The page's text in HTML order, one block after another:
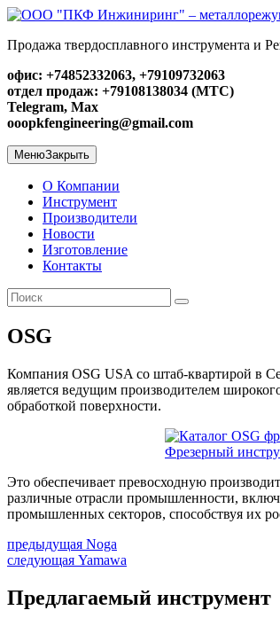
Перейти
содержимому
Продажа твердосплавного инструмента и
офис: +74852332063, +79109732063
отдел продаж: +79108138034 (МТС)
Telegram, Max
ooopkfengineering@gmail.com
МенюЗакрыть
О Компании
Инструмент
Производители
Новости
Изготовление
Контакты
Искать
Найти
OSG
Компания OSG USA со штаб-квартирой в
является ведущим производителем
обработкой поверхности.
Фрезерный
Это обеспечивает превосходную
различные отрасли промышленности,
промышленных секторов, способствуя их
Навигация
по
записям
предыдущая Предыдущая
запись:
Noga
следующая Следующая
Yamawa
Предлагаемый инструмент